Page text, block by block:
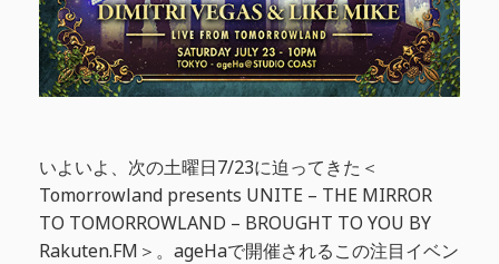
いよいよ、次の土曜日7/23に迫ってきた＜
Tomorrowland presents UNITE – THE MIRROR
TO TOMORROWLAND – BROUGHT TO YOU BY
Rakuten.FM＞。ageHaで開催されるこの注目イベン